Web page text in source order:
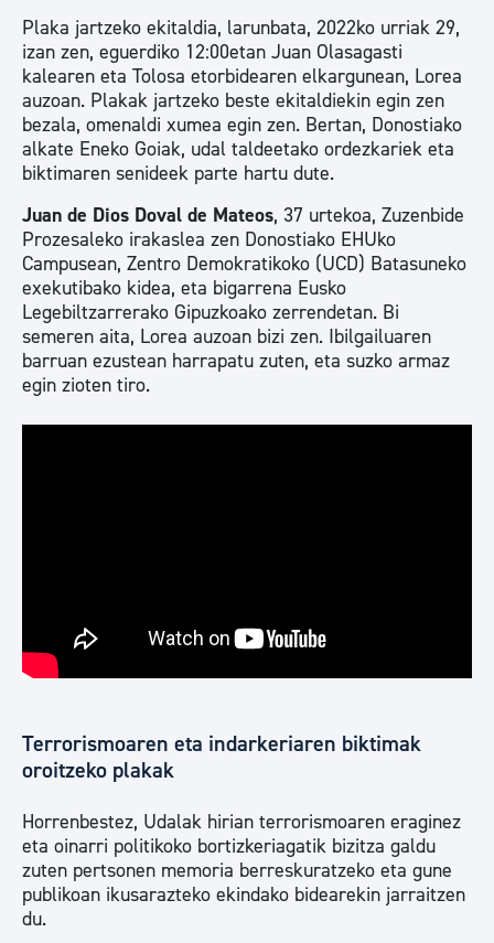
Plaka jartzeko ekitaldia, larunbata, 2022ko urriak 29,
izan zen, eguerdiko 12:00etan Juan Olasagasti
kalearen eta Tolosa etorbidearen elkargunean, Lorea
auzoan. Plakak jartzeko beste ekitaldiekin egin zen
bezala, omenaldi xumea egin zen. Bertan, Donostiako
alkate Eneko Goiak, udal taldeetako ordezkariek eta
biktimaren senideek parte hartu dute.
Juan de Dios Doval de Mateos, 37 urtekoa, Zuzenbide
Prozesaleko irakaslea zen Donostiako EHUko
Campusean, Zentro Demokratikoko (UCD) Batasuneko
exekutibako kidea, eta bigarrena Eusko
Legebiltzarrerako Gipuzkoako zerrendetan. Bi
semeren aita, Lorea auzoan bizi zen. Ibilgailuaren
barruan ezustean harrapatu zuten, eta suzko armaz
egin zioten tiro.
Terrorismoaren eta indarkeriaren biktimak
oroitzeko plakak
Horrenbestez, Udalak hirian terrorismoaren eraginez
eta oinarri politikoko bortizkeriagatik bizitza galdu
zuten pertsonen memoria berreskuratzeko eta gune
publikoan ikusarazteko ekindako bidearekin jarraitzen
du.